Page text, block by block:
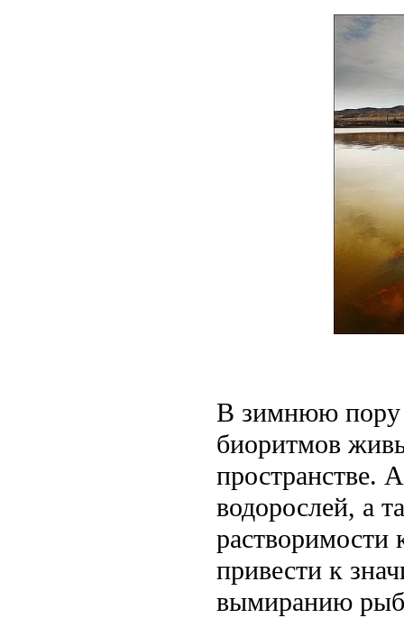
В зимнюю пору
биоритмов
пространстве.
водорослей, а
растворимости
привести к
вымиранию